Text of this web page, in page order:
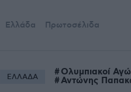
Ελλάδα Πρωτοσέλιδα
ΕΛΛΑΔΑ Ολυμπιακοί
Αντώνης